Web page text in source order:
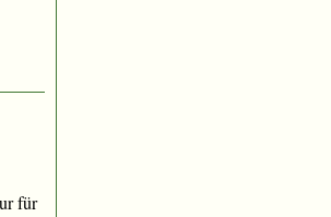
für